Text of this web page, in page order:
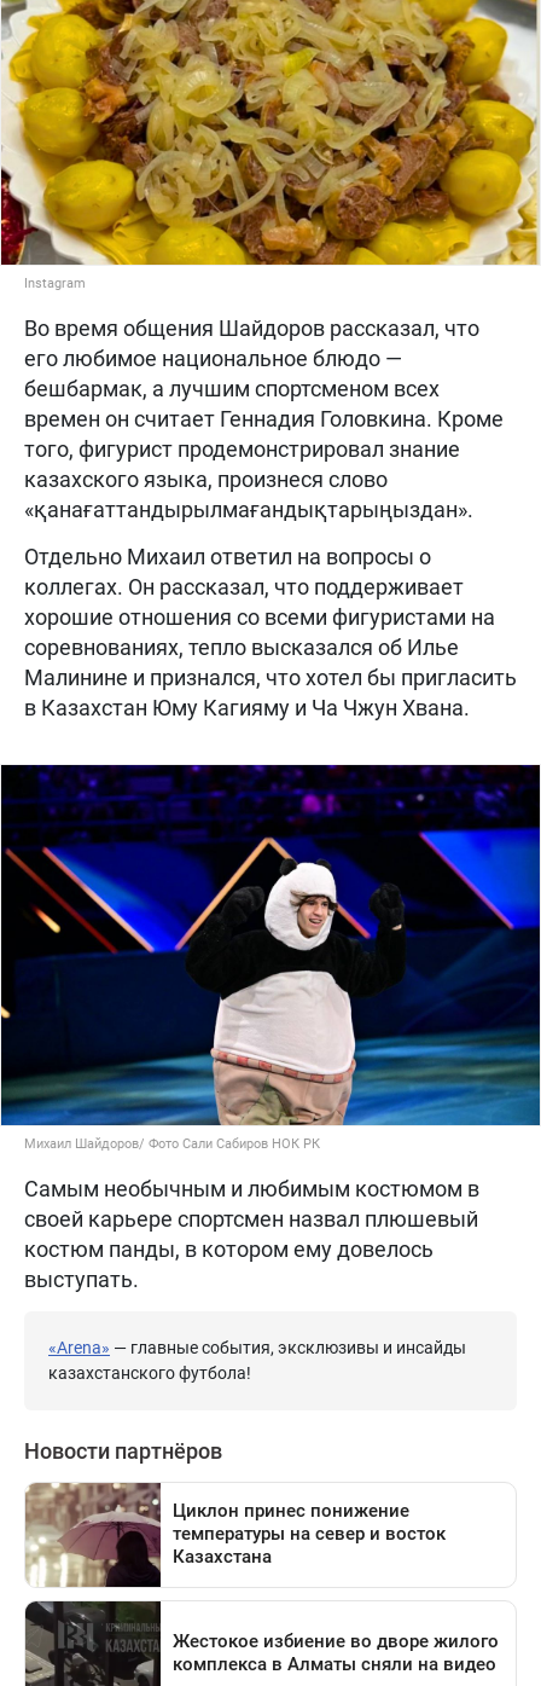
Instagram
Во время общения Шайдоров рассказал, что
его любимое национальное блюдо —
бешбармак, а лучшим спортсменом всех
времен он считает Геннадия Головкина. Кроме
того, фигурист продемонстрировал знание
казахского языка, произнеся слово
«қанағаттандырылмағандықтарыңыздан».
Отдельно Михаил ответил на вопросы о
коллегах. Он рассказал, что поддерживает
хорошие отношения со всеми фигуристами на
соревнованиях, тепло высказался об Илье
Малинине и признался, что хотел бы пригласить
в Казахстан Юму Кагияму и Ча Чжун Хвана.
Михаил Шайдоров/ Фото Сали Сабиров НОК РК
Самым необычным и любимым костюмом в
своей карьере спортсмен назвал плюшевый
костюм панды, в котором ему довелось
выступать.
«Arena» — главные события, эксклюзивы и инсайды
казахстанского футбола!